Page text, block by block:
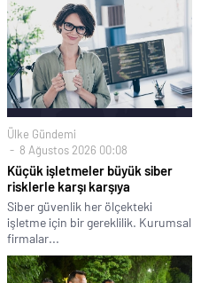
Ülke Gündemi
8 Ağustos 2026 00:08
Küçük işletmeler büyük siber
risklerle karşı karşıya
Siber güvenlik her ölçekteki
işletme için bir gereklilik. Kurumsal
firmalar...